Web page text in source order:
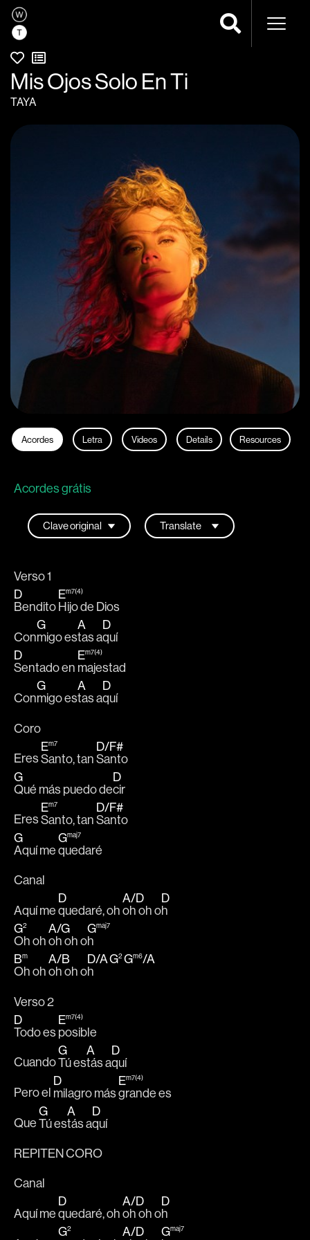
Mis Ojos Solo En Ti
TAYA
Acordes Letra Videos Details Resources
Acordes grátis
Verso 1
D
Bendito
Em7(4)
Hijo de Dios
Con
G
migo es
A
tas a
D
quí
D
Sentado en
Em7(4)
majestad
Con
G
migo es
A
tas a
D
quí
Coro
Eres
Em7
Santo, tan
D/F#
Santo
G
Qué más puedo de
D
cir
Eres
Em7
Santo, tan
D/F#
Santo
G
Aquí me
Gmaj7
quedaré
Canal
Aquí me
D
quedaré, oh
A/D
oh oh o
D
h
G2
Oh oh
A/G
oh oh o
Gmaj7
h
Bm
Oh oh
A/B
oh oh o
D/A
h
G2Gm6/A
Verso 2
D
Todo es
Em7(4)
posible
Cuando
G
Tú es
A
tás a
D
quí
Pero el
D
milagro más
Em7(4)
grande es
Que
G
Tú es
A
tás a
D
quí
REPITEN CORO
Canal
Aquí me
D
quedaré, oh
A/D
oh oh o
D
h
G2 A/D Gmaj7